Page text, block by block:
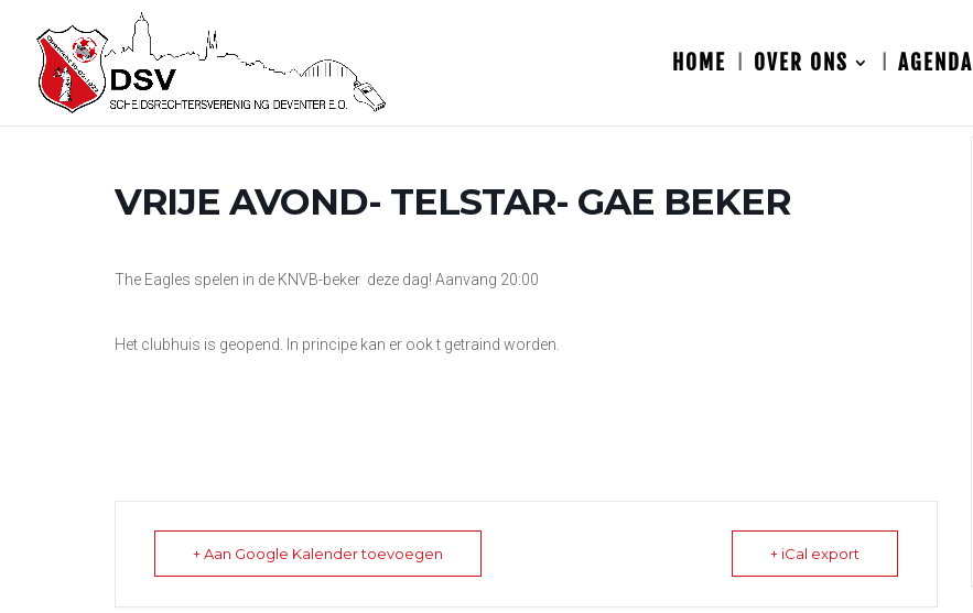
HOME OVER ONS AGENDA
VRIJE AVOND- TELSTAR- GAE BEKER
The Eagles spelen in de KNVB-beker deze dag! Aanvang 20:00
Het clubhuis is geopend. In principe kan er ook t getraind worden.
+ Aan Google Kalender toevoegen + iCal export